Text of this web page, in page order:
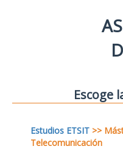
Escoge
Estudios ETSIT >>
Telecomunicación